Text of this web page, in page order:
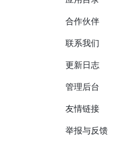
合作伙伴
联系我们
更新日志
管理后台
友情链接
举报与反馈